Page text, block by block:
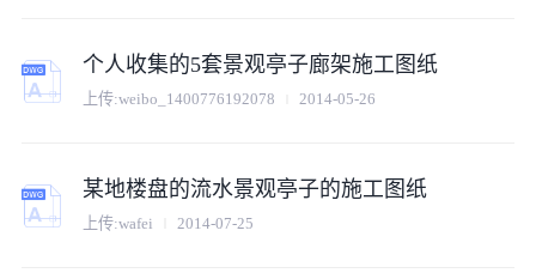
个人收集的5套景观亭子廊架施工图纸
上传:weibo_1400776192078 2014-05-26
某地楼盘的流水景观亭子的施工图纸
上传:wafei 2014-07-25